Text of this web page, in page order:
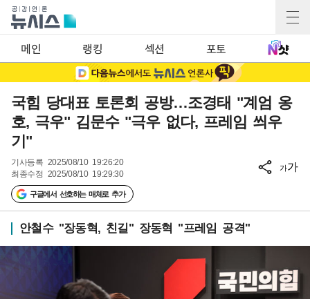
메인 랭킹 섹션 포토
국힘 당대표 토론회 공방…조경태 "계엄 옹
호, 극우" 김문수 "극우 없다, 프레임 씌우
기"
기사등록 2025/08/10 19:26:20
최종수정 2025/08/10 19:29:30
구글에서 선호하는 매체로 추가
가가
안철수 "장동혁, 친길" 장동혁 "프레임 공격"